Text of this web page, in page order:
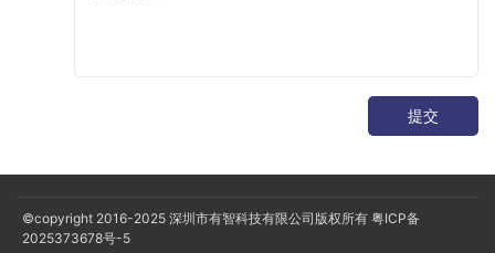
提交
©copyright 2016-2025 深圳市有智科技有限公司版权所有 粤ICP备
2025373678号-5